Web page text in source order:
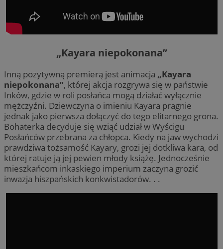
„Kayara niepokonana”
Inną pozytywną premierą jest animacja „Kayara
niepokonana”, której akcja rozgrywa się w państwie
Inków, gdzie w roli posłańca mogą działać wyłącznie
mężczyźni. Dziewczyna o imieniu Kayara pragnie
jednak jako pierwsza dołączyć do tego elitarnego grona.
Bohaterka decyduje się wziąć udział w Wyścigu
Posłańców przebrana za chłopca. Kiedy na jaw wychodzi
prawdziwa tożsamość Kayary, grozi jej dotkliwa kara, od
której ratuje ją jej pewien młody książę. Jednocześnie
mieszkańcom inkaskiego imperium zaczyna grozić
inwazja hiszpańskich konkwistadorów. . .